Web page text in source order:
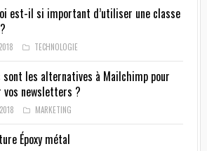
est-il si important d’utiliser une classe
TECHNOLOGIE
sont les alternatives à Mailchimp pour
vos newsletters ?
MARKETING
Époxy métal